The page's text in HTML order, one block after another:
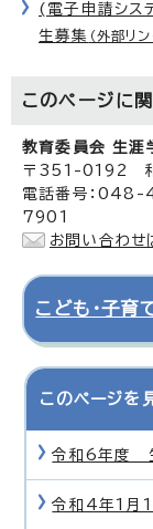
(電子申請シス
生募集 （外部リン
このページに
教育委員会 生涯
〒351-0192
電話番号：
7901
お問い合わせ
こども・子育
このページを
令和6年度
令和4年1月11